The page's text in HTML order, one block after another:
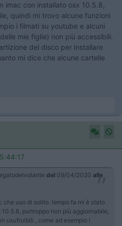
imac con installato osx 10.5.8,
quindi mi trovo alcune funzioni
i filmati su youtube e alcuni
mie figlie) non più accessibili.
del disco per installare
mi dice che alcune cartelle
del 09/04/2020 alle
che uso di solito. tempo fa mi è stato
purtroppo non più aggiornabile,
usufruibili , come ad esempio i